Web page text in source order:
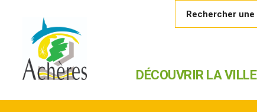
DÉCOUVRIR LA VILLE